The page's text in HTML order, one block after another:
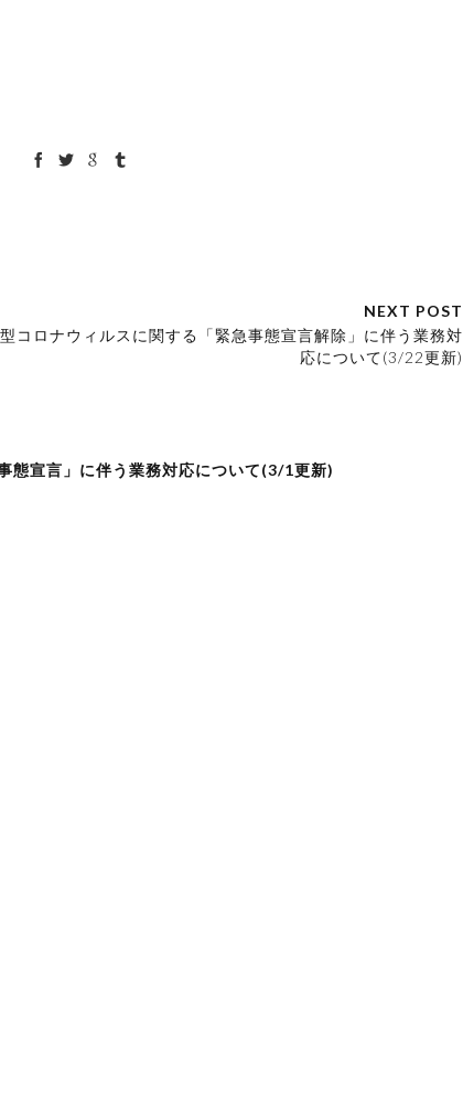
NEXT POST
コロナウィルスに関する「緊急事態宣言解除」に伴う業務対
応について(3/22更新)
宣言」に伴う業務対応について(3/1更新)